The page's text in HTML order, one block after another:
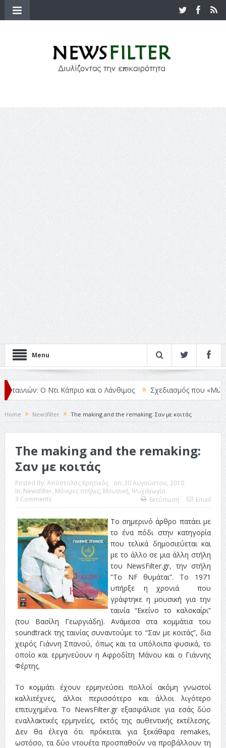
Menu
Ο Ντι Κάπριο και ο Λάνθιμος Σχεδιασμός που «Μιλάει»
Home Newsfilter The making and the remaking: Σαν με κοιτάς
The making and the remaking:
Σαν με κοιτάς
Posted By: Απόστολος Κρητικός on: 30 Αυγούστου, 2010
In: Newsfilter, Μόνιμες στήλες, Μουσική, Ψυχαγωγία
3 Comments
Εκτύπωση Email
Το σημερινό άρθρο πατάει με
το ένα πόδι στην κατηγορία
που τελικά δημοσιεύεται και
με το άλλο σε μια άλλη στήλη
του NewsFilter.gr, την στήλη
“Το NF θυμάται”. Το 1971
υπήρξε η χρονιά που
γράφτηκε η μουσική για την
ταινία “Εκείνο το καλοκαίρι”
(του Βασίλη Γεωργιάδη). Ανάμεσα στα κομμάτια του
soundtrack της ταινίας συναντούμε το “Σαν με κοιτάς”, δια
χειρός Γιάννη Σπανού, όπως και τα υπόλοιπα φυσικά, το
οποίο και ερμηνεύουν η Αφροδίτη Μάνου και ο Γιάννης
Φέρτης.
Το κομμάτι έχουν ερμηνεύσει πολλοί ακόμη γνωστοί
καλλιτέχνες, άλλοι περισσότερο και άλλοι λιγότερο
επιτυχημένα. Το NewsFilter.gr εξασφάλισε για εσάς δύο
εναλλακτικές ερμηνείες, εκτός της αυθεντικής εκτέλεσης.
Δεν θα έλεγα ότι πρόκειται για ξεκάθαρα remakes,
ωστόσο, τα δύο ντουέτα προσπαθούν να προβάλλουν τη